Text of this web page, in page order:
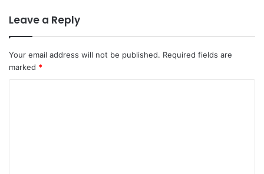
Leave a Reply
Your email address will not be published. Required fields are
marked *